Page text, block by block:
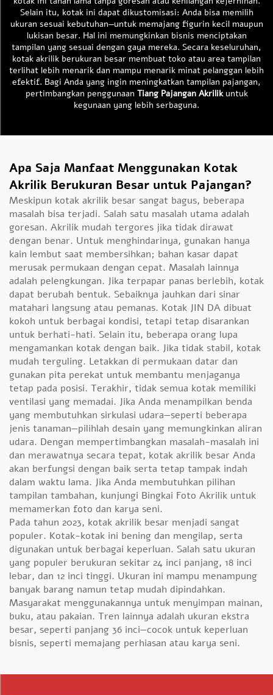
Selain itu, kotak ini dapat dikustomisasi: Anda bisa memilih
ukuran sesuai kebutuhan—untuk memajang figurin kecil maupun
lukisan besar. Hal ini memungkinkan bisnis menciptakan
tampilan yang sesuai dengan gaya mereka. Secara keseluruhan,
kotak akrilik berukuran besar membuat toko atau area tampilan
terlihat lebih menarik dan mampu menarik minat pelanggan lebih
efektif. Bagi Anda yang ingin meningkatkan tampilan pajangan,
pertimbangkan penggunaan Tiang Pajangan Akrilik untuk
kegunaan yang lebih serbaguna.
Apa Saja Manfaat Menggunakan Kotak
Akrilik Berukuran Besar untuk Pajangan?
Meskipun kotak akrilik besar sangat bagus, beberapa
masalah bisa terjadi. Salah satu masalah utama adalah
goresan. Akrilik mudah tergores jika tidak dirawat
dengan benar. Untuk menghindarinya, gunakan hanya
kain lembut saat membersihkan; bahan kasar dapat
merusak permukaan dengan cepat. Masalah lainnya
adalah pelengkungan. Jika terpapar panas berlebih, kotak
dapat berubah bentuk. Sebaiknya jauhkan dari sinar
matahari langsung atau pemanas. Kotak JIN DA dibuat
kokoh untuk berbagai kondisi, tetapi tetap disarankan
untuk berhati-hati. Selain itu, beberapa orang lupa
mengamankan kotak dengan baik. Jika tidak stabil, kotak
mudah terguling. Letakkan di permukaan datar dan
gunakan pita perekat untuk membantu menjaganya
tetap pada posisi. Terakhir, tidak semua kotak memiliki
ventilasi yang memadai. Jika Anda menampilkan benda
yang membutuhkan sirkulasi udara—seperti beberapa
jenis tanaman—pilihlah desain yang memungkinkan aliran
udara. Dengan mempertimbangkan masalah-masalah ini
dan merawatnya secara tepat, kotak akrilik besar Anda
akan berfungsi dengan baik serta tetap tampak indah
dalam waktu lama. Jika Anda membutuhkan pilihan
tampilan tambahan, kunjungi Bingkai Foto Akrilik untuk
memamerkan foto dan karya seni.
Pada tahun 2023, kotak akrilik besar menjadi sangat
populer. Kotak-kotak ini bening dan mengilap, serta
digunakan untuk berbagai keperluan. Salah satu ukuran
yang populer berukuran sekitar 24 inci panjang, 18 inci
lebar, dan 12 inci tinggi. Ukuran ini mampu menampung
banyak barang namun tetap mudah dipindahkan.
Masyarakat menggunakannya untuk menyimpan mainan,
buku, atau pakaian. Tren lainnya adalah ukuran ekstra
besar, seperti panjang 36 inci—cocok untuk keperluan
bisnis, seperti memajang perhiasan atau karya seni.